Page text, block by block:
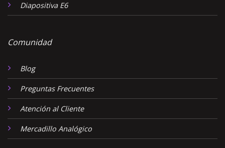
Diapositiva E6
Comunidad
Blog
Preguntas Frecuentes
Atención al Cliente
Mercadillo Analógico